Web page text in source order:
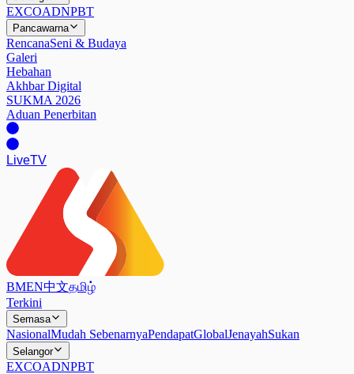
EXCOADNPBT
Pancawarna
RencanaSeni & Budaya
Galeri
Hebahan
Akhbar Digital
SUKMA 2026
Aduan Penerbitan
LiveTV
BMEN中文தமிழ்
Terkini
Semasa
NasionalMudah SebenarnyaPendapatGlobalJenayahSukan
Selangor
EXCOADNPBT